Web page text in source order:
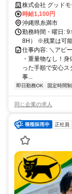
す♪株式会社 グッド
時給1,100円
沖縄県糸満市
勤務時間・曜日:
8H） ※残業は可
仕事内容: ＼アピ
・重量物なし！
った手順で安心ス
事...
即日勤務OK 固定時間制
同じ企業の求人
正社員